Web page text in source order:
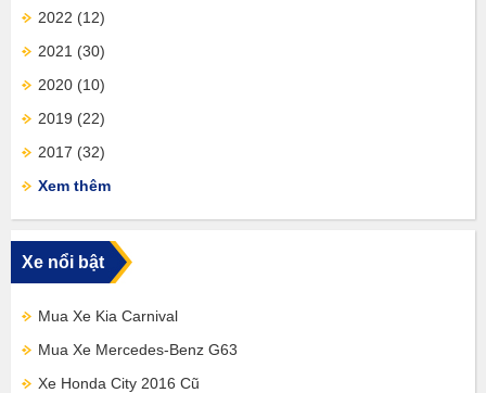
2022 (12)
2021 (30)
2020 (10)
2019 (22)
2017 (32)
Xem thêm
Xe nổi bật
Mua Xe Kia Carnival
Mua Xe Mercedes-Benz G63
Xe Honda City 2016 Cũ